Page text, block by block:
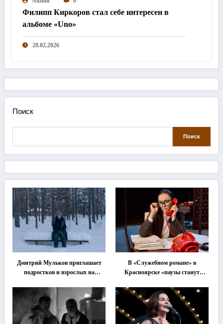
Филипп Киркоров стал себе интересен в
альбоме «Uno»
28.02.2026
Поиск
Поиск
Дмитрий Мульков приглашает
подростков и взрослых на
В «Служебном романе» в
Красноярске «паузы станут